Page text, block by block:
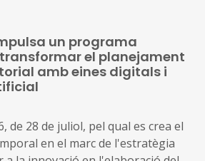
un programa
el planejament
amb eines digitals i
de 28 de juliol, pel qual es crea el
en el marc de l'estratègia